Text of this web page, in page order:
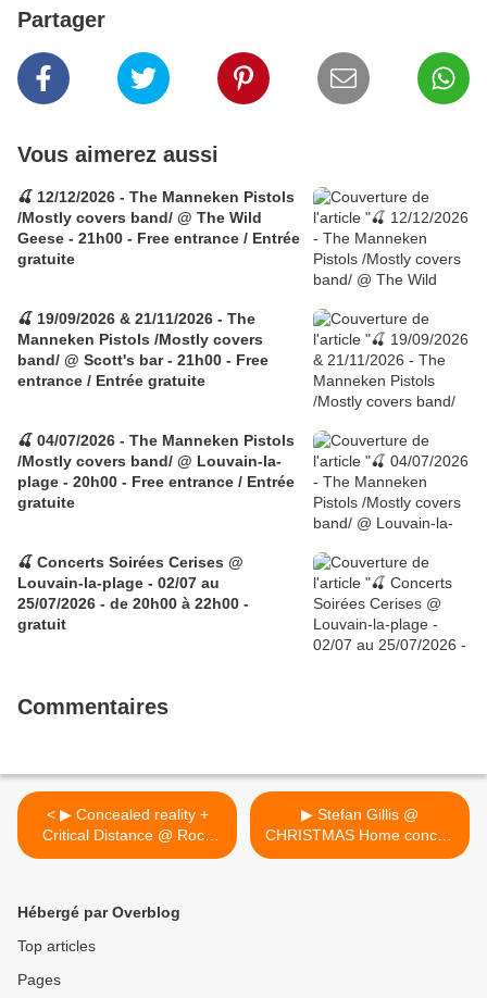
Partager
Vous aimerez aussi
🍒 12/12/2026 - The Manneken Pistols
/Mostly covers band/ @ The Wild
Geese - 21h00 - Free entrance / Entrée
gratuite
🍒 19/09/2026 & 21/11/2026 - The
Manneken Pistols /Mostly covers
band/ @ Scott's bar - 21h00 - Free
entrance / Entrée gratuite
🍒 04/07/2026 - The Manneken Pistols
/Mostly covers band/ @ Louvain-la-
plage - 20h00 - Free entrance / Entrée
gratuite
🍒 Concerts Soirées Cerises @
Louvain-la-plage - 02/07 au
25/07/2026 - de 20h00 à 22h00 -
gratuit
Commentaires
< ▶ Concealed reality +
Critical Distance @ Rock
Classic - 30/12/2016 -
▶ Stefan Gillis @
CHRISTMAS Home concert
(Boitsfort) - 25/12/2016 >
Hébergé par Overblog
Top articles
Pages